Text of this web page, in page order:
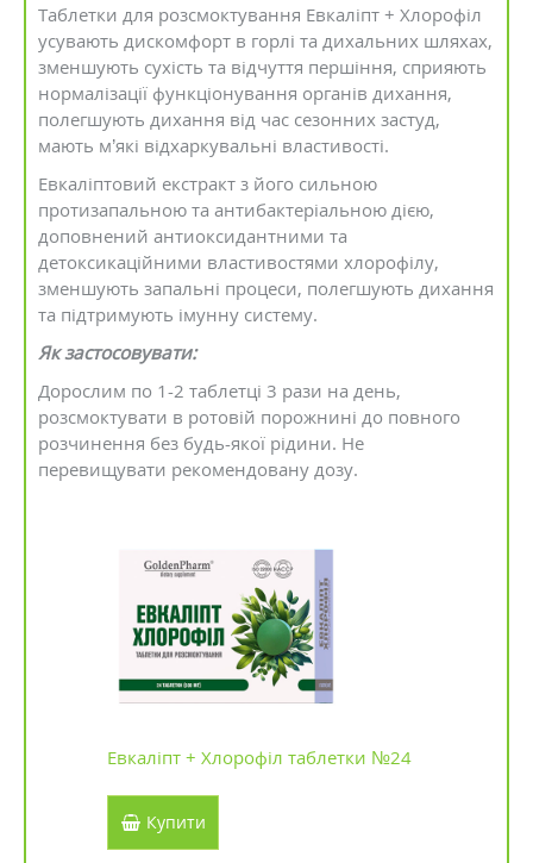
Таблетки для розсмоктування Евкаліпт + Хлорофіл
усувають дискомфорт в горлі та дихальних шляхах,
зменшують сухість та відчуття першіння, сприяють
нормалізації функціонування органів дихання,
полегшують дихання від час сезонних застуд,
мають м’які відхаркувальні властивості.
Евкаліптовий екстракт з його сильною
протизапальною та антибактеріальною дією,
доповнений антиоксидантними та
детоксикаційними властивостями хлорофілу,
зменшують запальні процеси, полегшують дихання
та підтримують імунну систему.
Як застосовувати:
Дорослим по 1-2 таблетці 3 рази на день,
розсмоктувати в ротовій порожнині до повного
розчинення без будь-якої рідини. Не
перевищувати рекомендовану дозу.
Евкаліпт + Хлорофіл таблетки №24
Купити